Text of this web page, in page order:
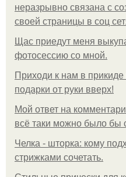
неразрывно связана с
своей страницы в соц
Щас приедут меня
фотосессию со мной.
Приходи к нам в прикиде
подарки от руки вверх!
Мой ответ на
всё таки можно было бы
Челка - шторка: кому
стрижками сочетать.